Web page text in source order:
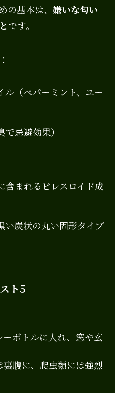
の基本は、 嫌いな匂い
です。
ル（ペパーミント、ユー
忌避効果）
含まれるピレスロイド成
い炭状の丸い固形タイプ
ト5
ボトルに入れ、窓や玄
腹に、爬虫類には強烈